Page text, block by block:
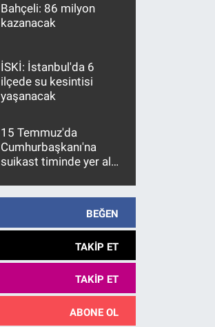
Bahçeli: 86 milyon
kazanacak
İSKİ: İstanbul'da 6
ilçede su kesintisi
yaşanacak
15 Temmuz'da
Cumhurbaşkanı'na
suikast timinde yer alan
10 yıl sonra yakalandı
BEĞEN
TAKIP ET
TAKIP ET
ABONE OL